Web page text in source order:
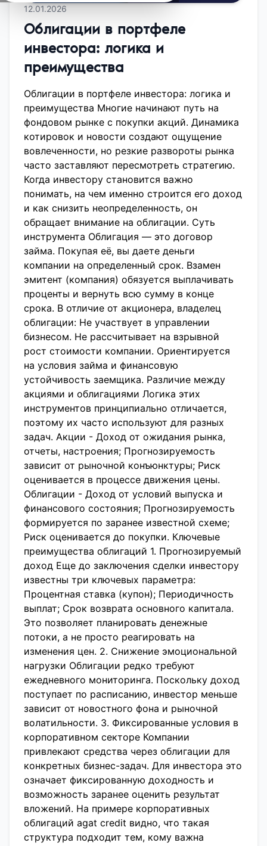
12.01.2026
Облигации в портфеле
инвестора: логика и
преимущества
Облигации в портфеле инвестора: логика и
преимущества Многие начинают путь на
фондовом рынке с покупки акций. Динамика
котировок и новости создают ощущение
вовлеченности, но резкие развороты рынка
часто заставляют пересмотреть стратегию.
Когда инвестору становится важно
понимать, на чем именно строится его доход
и как снизить неопределенность, он
обращает внимание на облигации. Суть
инструмента Облигация — это договор
займа. Покупая её, вы даете деньги
компании на определенный срок. Взамен
эмитент (компания) обязуется выплачивать
проценты и вернуть всю сумму в конце
срока. В отличие от акционера, владелец
облигации: Не участвует в управлении
бизнесом. Не рассчитывает на взрывной
рост стоимости компании. Ориентируется
на условия займа и финансовую
устойчивость заемщика. Различие между
акциями и облигациями Логика этих
инструментов принципиально отличается,
поэтому их часто используют для разных
задач. Акции - Доход от ожидания рынка,
отчеты, настроения; Прогнозируемость
зависит от рыночной конъюнктуры; Риск
оценивается в процессе движения цены.
Облигации - Доход от условий выпуска и
финансового состояния; Прогнозируемость
формируется по заранее известной схеме;
Риск оценивается до покупки. Ключевые
преимущества облигаций 1. Прогнозируемый
доход Еще до заключения сделки инвестору
известны три ключевых параметра:
Процентная ставка (купон); Периодичность
выплат; Срок возврата основного капитала.
Это позволяет планировать денежные
потоки, а не просто реагировать на
изменения цен. 2. Снижение эмоциональной
нагрузки Облигации редко требуют
ежедневного мониторинга. Поскольку доход
поступает по расписанию, инвестор меньше
зависит от новостного фона и рыночной
волатильности. 3. Фиксированные условия в
корпоративном секторе Компании
привлекают средства через облигации для
конкретных бизнес-задач. Для инвестора это
означает фиксированную доходность и
возможность заранее оценить результат
вложений. На примере корпоративных
облигаций agat credit видно, что такая
структура подходит тем, кому важна